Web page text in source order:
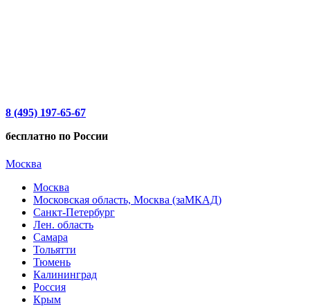
8 (495) 197-65-67
бесплатно по России
Москва
Москва
Московская область, Москва (заМКАД)
Санкт-Петербург
Лен. область
Самара
Тольятти
Тюмень
Калининград
Россия
Крым